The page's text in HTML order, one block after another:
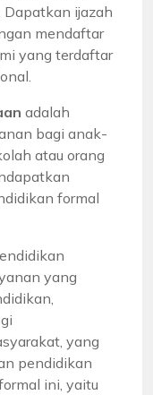
Dapatkan ijazah
mendaftar
yang terdaftar
adalah
bagi anak-
atau orang
formal
yang
yang
pendidikan
ini, yaitu